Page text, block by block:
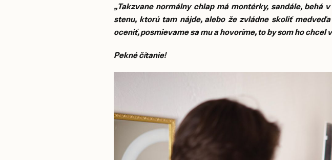
„Takzvane normálny chlap má montérky, sandále,
stenu, ktorú tam nájde, alebo že zvládne skoliť
oceniť, posmievame sa mu a hovoríme, to by som ho
Pekné čítanie!